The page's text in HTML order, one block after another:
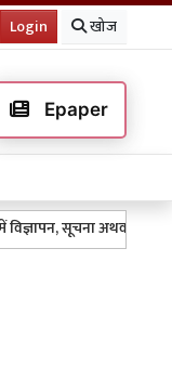
Login खोज
Epaper
सूचना अथवा किसी